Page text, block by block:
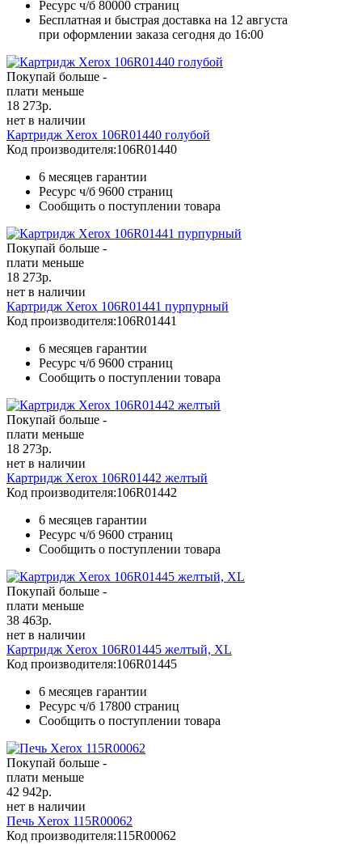
Ресурс ч/б 80000 страниц
Бесплатная и быстрая доставка на 12 августа
при оформлении заказа сегодня до 16:00
Покупай больше -
плати меньше
18 273р.
нет в наличии
Картридж Xerox 106R01440 голубой
Код производителя:106R01440
6 месяцев гарантии
Ресурс ч/б 9600 страниц
Сообщить о поступлении товара
Покупай больше -
плати меньше
18 273р.
нет в наличии
Картридж Xerox 106R01441 пурпурный
Код производителя:106R01441
6 месяцев гарантии
Ресурс ч/б 9600 страниц
Сообщить о поступлении товара
Покупай больше -
плати меньше
18 273р.
нет в наличии
Картридж Xerox 106R01442 желтый
Код производителя:106R01442
6 месяцев гарантии
Ресурс ч/б 9600 страниц
Сообщить о поступлении товара
Покупай больше -
плати меньше
38 463р.
нет в наличии
Картридж Xerox 106R01445 желтый, XL
Код производителя:106R01445
6 месяцев гарантии
Ресурс ч/б 17800 страниц
Сообщить о поступлении товара
Покупай больше -
плати меньше
42 942р.
нет в наличии
Печь Xerox 115R00062
Код производителя:115R00062